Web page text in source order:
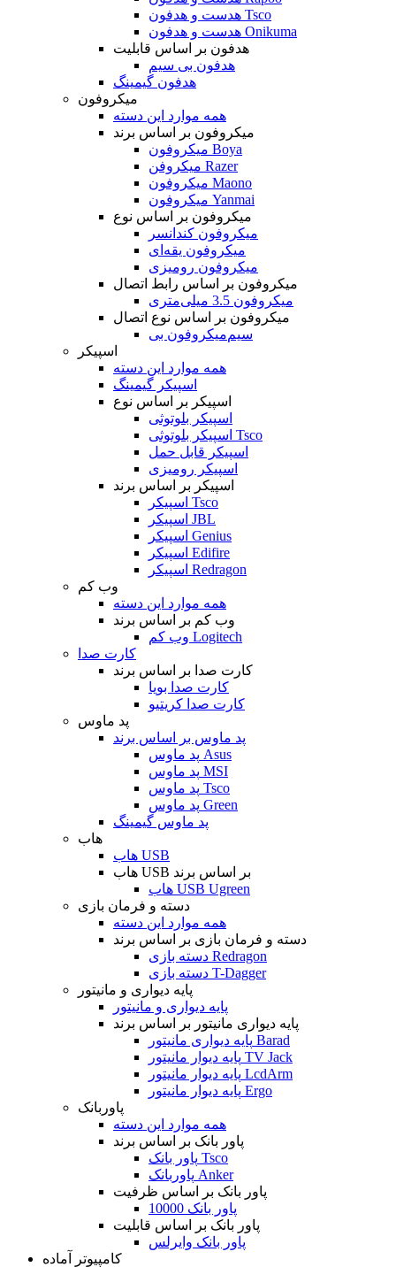
هدست و هدفون Tsco
هدست و هدفون Onikuma
هدفون بر اساس قابلیت
هدفون بی سیم
هدفون گیمینگ
میکروفون
همه موارد این دسته
میکروفون بر اساس برند
میکروفون Boya
میکروفن Razer
میکروفون Maono
میکروفون Yanmai
میکروفون بر اساس نوع
میکروفون کندانسر
میکروفون یقه‌ای
میکروفون رومیزی
میکروفون بر اساس رابط اتصال
میکروفون 3.5 میلی‌متری
میکروفون بر اساس نوع اتصال
میکروفون بی‌‎سیم
اسپیکر
همه موارد این دسته
اسپیکر گیمینگ
اسپیکر بر اساس نوع
اسپیکر بلوتوثی
اسپیکر بلوتوثی Tsco
اسپیکر قابل حمل
اسپیکر رومیزی
اسپیکر بر اساس برند
اسپیکر Tsco
اسپیکر JBL
اسپیکر Genius
اسپیکر Edifire
اسپیکر Redragon
وب کم
همه موارد این دسته
وب کم بر اساس برند
وب کم Logitech
کارت صدا
کارت صدا بر اساس برند
کارت صدا بویا
کارت صدا کریتیو
پد ماوس
پد ماوس بر اساس برند
پد ماوس Asus
پد ماوس MSI
پد ماوس Tsco
پد ماوس Green
پد ماوس گیمینگ
هاب
هاب USB
هاب USB بر اساس برند
هاب USB Ugreen
دسته و فرمان بازی
همه موارد این دسته
دسته و فرمان بازی بر اساس برند
دسته بازی Redragon
دسته بازی T-Dagger
پایه دیواری و مانیتور
پایه دیواری و مانیتور
پایه دیواری مانیتور بر اساس برند
پایه دیواری مانیتور Barad
پایه دیوار مانیتور TV Jack
پایه دیوار مانیتور LcdArm
پایه دیوار مانیتور Ergo
پاوربانک
همه موارد این دسته
پاور بانک بر اساس برند
پاور بانک Tsco
پاوربانک Anker
پاور بانک بر اساس ظرفیت
پاور بانک 10000
پاور بانک بر اساس قابلیت
پاور بانک وایرلس
کامپیوتر آماده